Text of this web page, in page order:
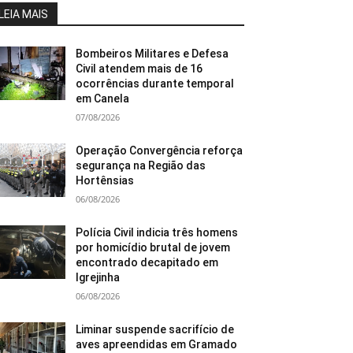
MAIS
Bombeiros Militares e Defesa
Civil atendem mais de 16
ocorrências durante temporal
em Canela
07/08/2026
Operação Convergência reforça
segurança na Região das
Hortênsias
06/08/2026
Polícia Civil indicia três homens
por homicídio brutal de jovem
encontrado decapitado em
Igrejinha
06/08/2026
Liminar suspende sacrifício de
aves apreendidas em Gramado